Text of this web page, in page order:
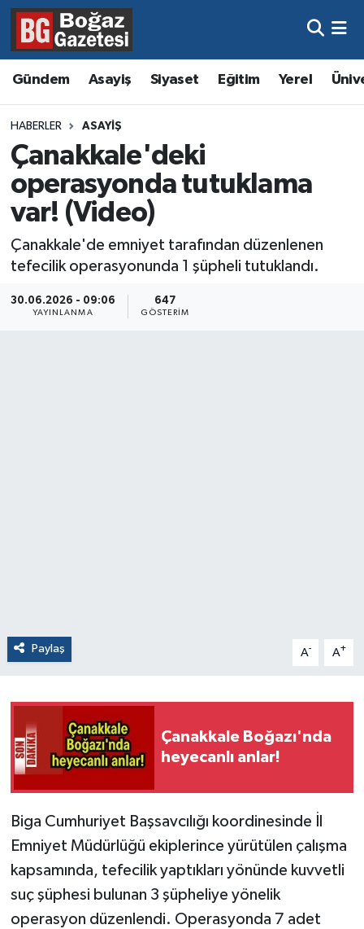
Gündem Asayiş Siyaset Eğitim Yerel
HABERLER ASAYIŞ
Çanakkale'deki
operasyonda tutuklama
var! (Video)
Çanakkale'de emniyet tarafından düzenlenen
tefecilik operasyonunda 1 şüpheli tutuklandı.
30.06.2026 - 09:06
YAYINLANMA
647
GÖSTERIM
Paylaş A- A+
Çanakkale Boğazı'nda
heyecanlı anlar!
Biga Cumhuriyet Başsavcılığı koordinesinde İl
Emniyet Müdürlüğü ekiplerince yürütülen çalışma
kapsamında, tefecilik yaptıkları yönünde kuvvetli
suç şüphesi bulunan 3 şüpheliye yönelik
operasyon düzenlendi. Operasyonda 7 adet
Asayiş
Eğitim
Ekonomi
Gündem
Kültür ve Sanat
Magazin
Resmi İlanlar
Hava Durumu
Trafik Durumu
Süper Lig Puan Durumu ve Fikstür
Tüm Manşetler
Son Dakika Haberleri
Haber Arşivi